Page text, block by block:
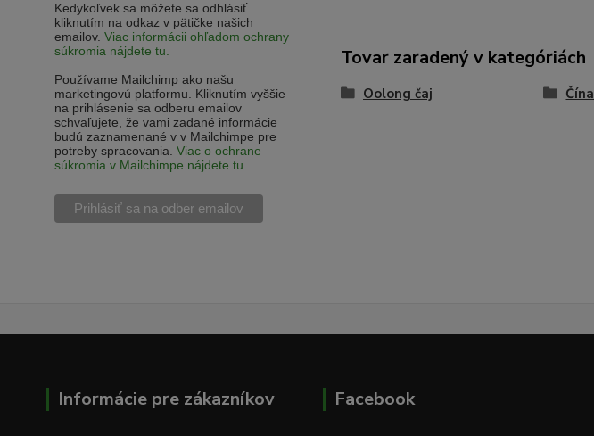
Kedykoľvek sa môžete sa odhlásiť
kliknutím na odkaz v pätičke našich
emailov. Viac informácii ohľadom ochrany
súkromia nájdete tu.
Používame Mailchimp ako našu
marketingovú platformu. Kliknutím vyššie
na prihlásenie sa odberu emailov
schvaľujete, že vami zadané informácie
budú zaznamenané v v Mailchimpe pre
potreby spracovania. Viac o ochrane
súkromia v Mailchimpe nájdete tu.
Tovar zaradený v kategóriách
Oolong čaj Čína
Informácie pre zákazníkov Facebook